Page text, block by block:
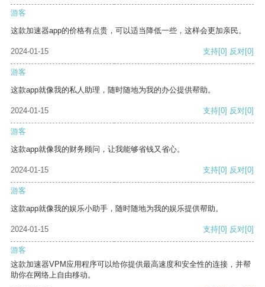
游客
这款加速器app的价格有点贵，可以适当降低一些，这样会更加亲民。
2024-01-15 支持[0] 反对[0]
游客
这款app就像我的私人助理，随时随地为我的办公提供帮助。
2024-01-15 支持[0] 反对[0]
游客
这款app就像我的财务顾问，让我能够省钱又省心。
2024-01-15 支持[0] 反对[0]
游客
这款app就像我的娱乐小助手，随时随地为我的娱乐提供帮助。
2024-01-15 支持[0] 反对[0]
游客
这款加速器VPM应用程序可以给你提供最高速度和安全性的连接，并帮
助你在网络上自由移动。